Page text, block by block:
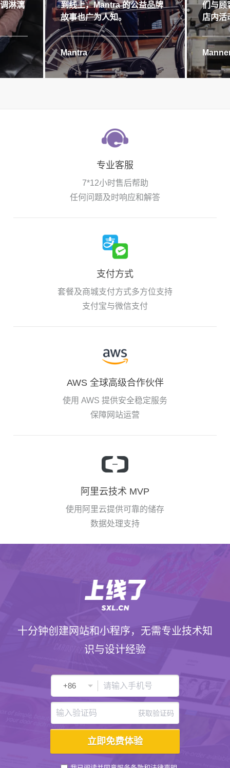
淋漓
到线上，Mantra 的公益品牌
故事也广为人知。
Mantra
们与顾
店内活
专业客服
7*12小时售后帮助
任何问题及时响应和解答
支付方式
套餐及商城支付方式多方位支持
支付宝与微信支付
AWS 全球高级合作伙伴
使用 AWS 提供安全稳定服务
保障网站运营
阿里云技术 MVP
使用阿里云提供可靠的储存
数据处理支持
十分钟创建网站和小程序，无需专业技术知
识与设计经验
获取验证码